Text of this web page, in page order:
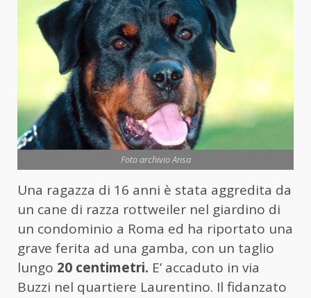
Foto archivio Ansa
Una ragazza di 16 anni è stata aggredita da
un cane di razza rottweiler nel giardino di
un condominio a Roma ed ha riportato una
grave ferita ad una gamba, con un taglio
lungo 20 centimetri. E’ accaduto in via
Buzzi nel quartiere Laurentino. Il fidanzato